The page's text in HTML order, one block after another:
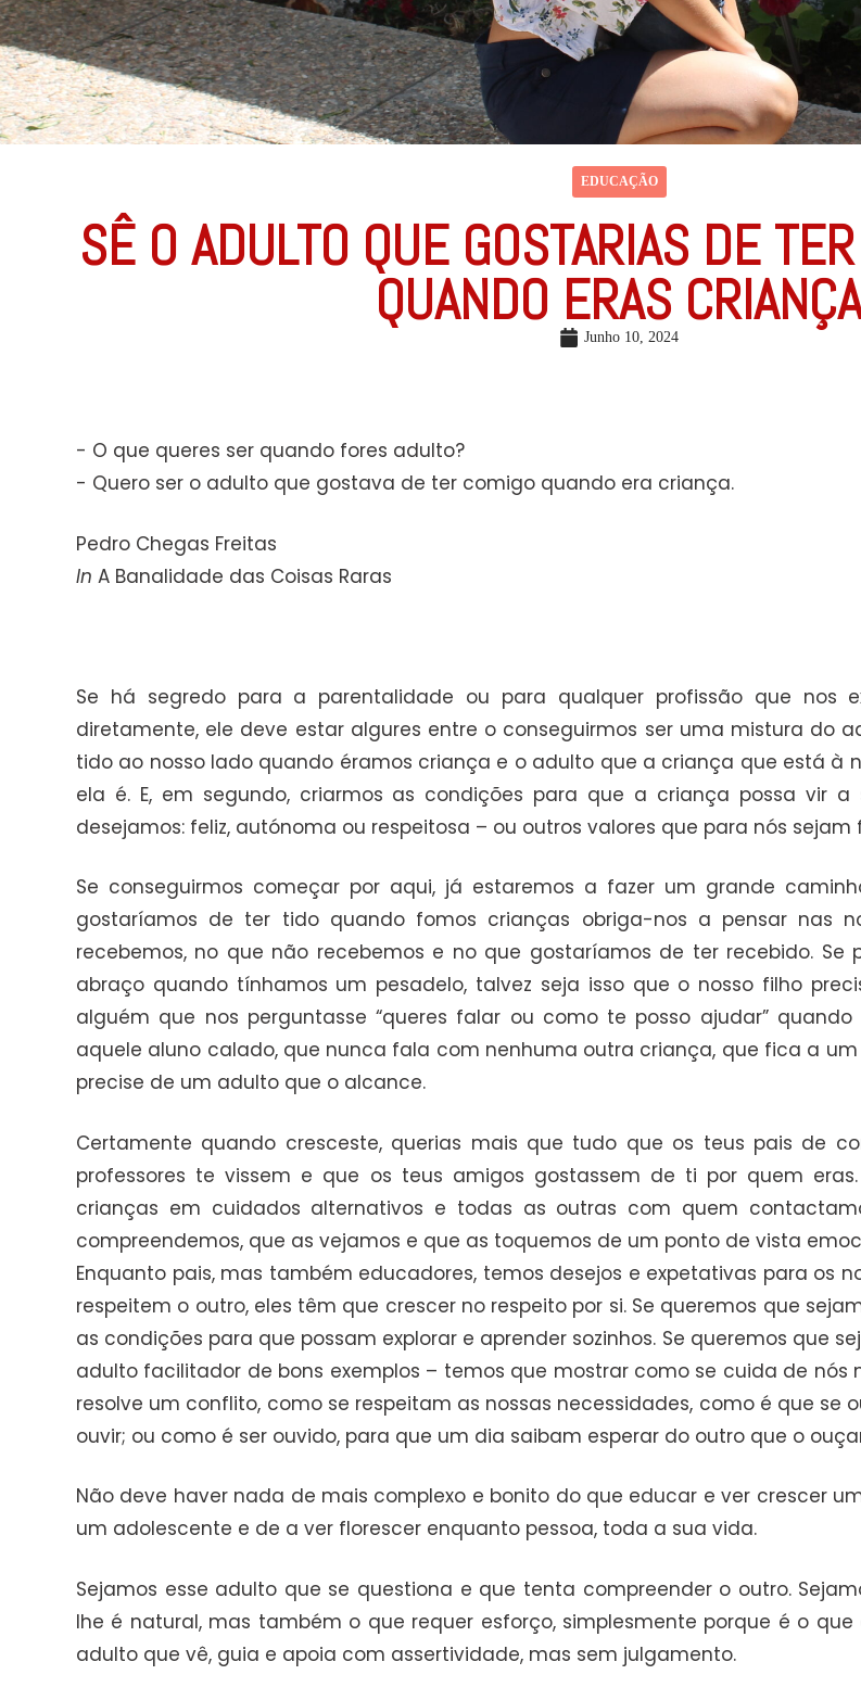
EDUCAÇÃO
SÊ O ADULTO QUE GOSTARIAS DE
QUANDO ERAS CRIANÇA
Junho 10, 2024
- O que queres ser quando fores adulto?
- Quero ser o adulto que gostava de ter comigo quando era criança.
Pedro Chegas Freitas
In A Banalidade das Coisas Raras
Se há segredo para a parentalidade ou para qualquer profissão que nos
diretamente, ele deve estar algures entre o conseguirmos ser uma mistura do
tido ao nosso lado quando éramos criança e o adulto que a criança que está à
ela é. E, em segundo, criarmos as condições para que a criança possa vir
desejamos: feliz, autónoma ou respeitosa – ou outros valores que para nós
Se conseguirmos começar por aqui, já estaremos a fazer um grande
gostaríamos de ter tido quando fomos crianças obriga-nos a pensar nas
recebemos, no que não recebemos e no que gostaríamos de ter recebido. Se
abraço quando tínhamos um pesadelo, talvez seja isso que o nosso filho
alguém que nos perguntasse “queres falar ou como te posso ajudar”
aquele aluno calado, que nunca fala com nenhuma outra criança, que fica a
precise de um adulto que o alcance.
Certamente quando cresceste, querias mais que tudo que os teus pais de
professores te vissem e que os teus amigos gostassem de ti por quem eras.
crianças em cuidados alternativos e todas as outras com quem
compreendemos, que as vejamos e que as toquemos de um ponto de vista
Enquanto pais, mas também educadores, temos desejos e expetativas para os
respeitem o outro, eles têm que crescer no respeito por si. Se queremos que
as condições para que possam explorar e aprender sozinhos. Se queremos que
adulto facilitador de bons exemplos – temos que mostrar como se cuida de nós
resolve um conflito, como se respeitam as nossas necessidades, como é que se
ouvir; ou como é ser ouvido, para que um dia saibam esperar do outro que o
Não deve haver nada de mais complexo e bonito do que educar e ver crescer
um adolescente e de a ver florescer enquanto pessoa, toda a sua vida.
Sejamos esse adulto que se questiona e que tenta compreender o outro.
lhe é natural, mas também o que requer esforço, simplesmente porque é o
adulto que vê, guia e apoia com assertividade, mas sem julgamento.